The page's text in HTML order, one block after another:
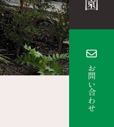
お問い合わせ